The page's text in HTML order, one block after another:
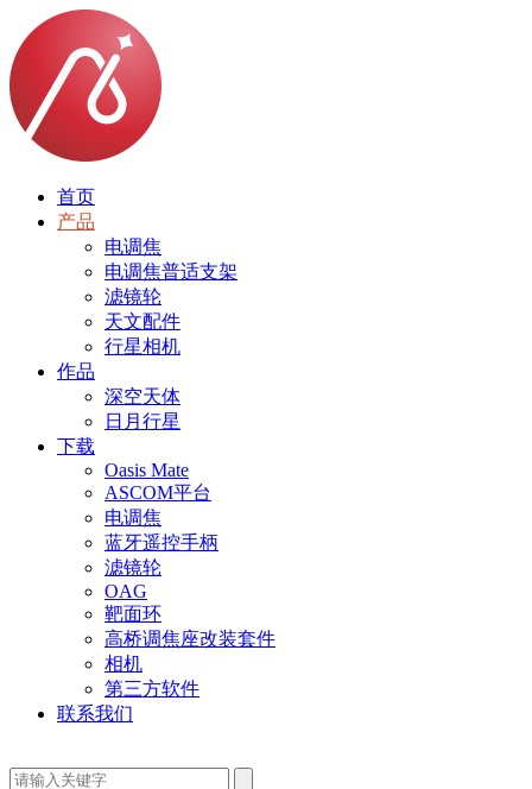
首页
产品
电调焦
电调焦普适支架
滤镜轮
天文配件
行星相机
作品
深空天体
日月行星
下载
Oasis Mate
ASCOM平台
电调焦
蓝牙遥控手柄
滤镜轮
OAG
靶面环
高桥调焦座改装套件
相机
第三方软件
联系我们